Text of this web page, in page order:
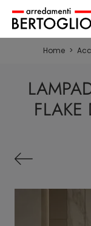
Home >